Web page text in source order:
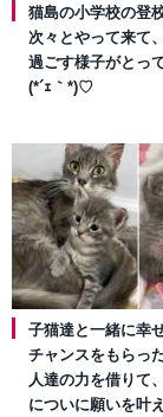
猫島の小学校の登
次々とやって来て
過ごす様子がとっ
(*´ｪ｀*)♡
子猫達と一緒に幸
チャンスをもらっ
人達の力を借りて
についに願いを叶